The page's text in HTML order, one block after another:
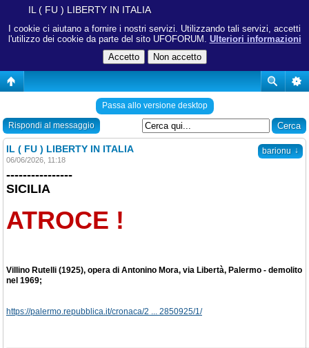
I cookie ci aiutano a fornire i nostri servizi. Utilizzando tali servizi, accetti
l'utilizzo dei cookie da parte del sito UFOFORUM. Ulteriori informazioni
IL ( FU ) LIBERTY IN ITALIA
Passa allo versione desktop
Rispondi al messaggio
barionu ↓
IL ( FU ) LIBERTY IN ITALIA
06/06/2026, 11:18
----------------
SICILIA
ATROCE !
Villino Rutelli (1925), opera di Antonino Mora, via Libertà, Palermo - demolito
nel 1969;
https://palermo.repubblica.it/cronaca/2 ... 2850925/1/